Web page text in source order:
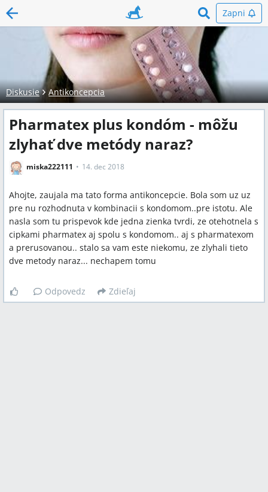
Zapni
Diskusie Antikoncepcia
Pharmatex plus kondóm - môžu
zlyhať dve metódy naraz?
miska222111 14. dec 2018
Ahojte, zaujala ma tato forma antikoncepcie. Bola som uz uz
pre nu rozhodnuta v kombinacii s kondomom..pre istotu. Ale
nasla som tu prispevok kde jedna zienka tvrdi, ze otehotnela s
cipkami pharmatex aj spolu s kondomom.. aj s pharmatexom
a prerusovanou.. stalo sa vam este niekomu, ze zlyhali tieto
dve metody naraz... nechapem tomu
Odpovedz Zdieľaj